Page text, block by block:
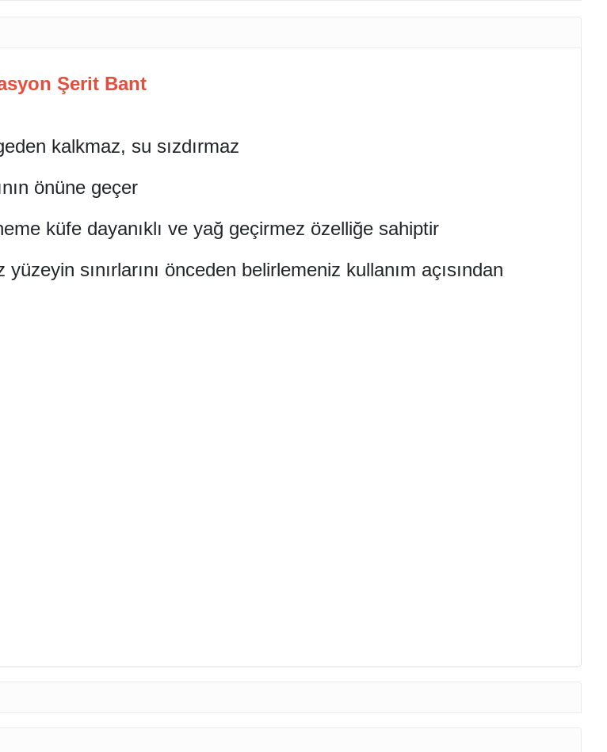
Şerit Bant
kalkmaz, su sızdırmaz
önüne geçer
küfe dayanıklı ve yağ geçirmez özelliğe sahiptir
yüzeyin sınırlarını önceden belirlemeniz kullanım açısından